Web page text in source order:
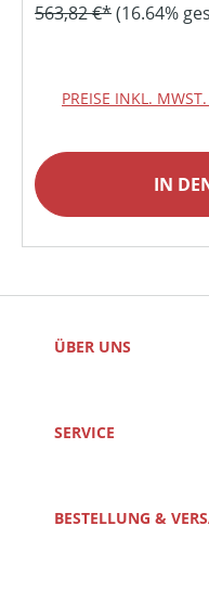
563,82 €*(16.64%
PREISE INKL.
IN
ÜBER UNS
SERVICE
BESTELLUNG &